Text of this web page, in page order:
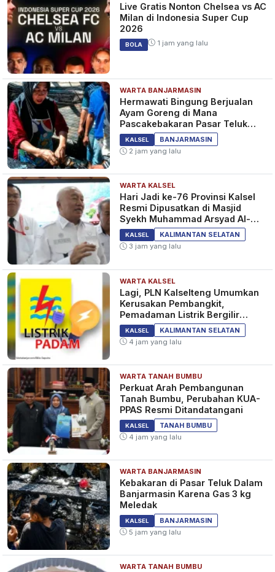
Live Gratis Nonton Chelsea vs AC
Milan di Indonesia Super Cup
2026
BOLA 1 jam yang lalu
WARTA BANJARMASIN
Hermawati Bingung Berjualan
Ayam Goreng di Mana
Pascakebakaran Pasar Teluk
Dalam Banjarmasin
KALSEL
BANJARMASIN
2 jam yang lalu
WARTA KALSEL
Hari Jadi ke-76 Provinsi Kalsel
Resmi Dipusatkan di Masjid
Syekh Muhammad Arsyad Al-
Banjari
KALSEL
KALIMANTAN SELATAN
3 jam yang lalu
WARTA KALSEL
Lagi, PLN Kalselteng Umumkan
Kerusakan Pembangkit,
Pemadaman Listrik Bergilir
Diperpanjang?
KALSEL
KALIMANTAN SELATAN
4 jam yang lalu
WARTA TANAH BUMBU
Perkuat Arah Pembangunan
Tanah Bumbu, Perubahan KUA-
PPAS Resmi Ditandatangani
KALSEL
TANAH BUMBU
4 jam yang lalu
WARTA BANJARMASIN
Kebakaran di Pasar Teluk Dalam
Banjarmasin Karena Gas 3 kg
Meledak
KALSEL
BANJARMASIN
5 jam yang lalu
WARTA TANAH BUMBU